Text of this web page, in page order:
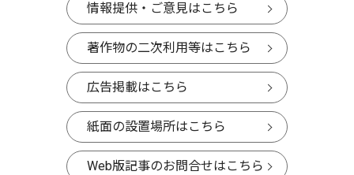
情報提供・ご意見はこちら
著作物の二次利用等はこちら
広告掲載はこちら
紙面の設置場所はこちら
Web版記事のお問合せはこちら